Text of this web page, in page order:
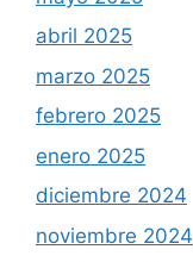
abril 2025
marzo 2025
febrero 2025
enero 2025
diciembre 2024
noviembre 2024